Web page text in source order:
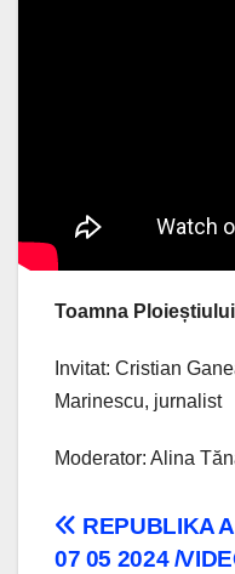
Toamna
Invitat: Cristian
Marinescu, jurnalist
Moderator: Alina
Navigare
REPUBLIKA
07 05 2024 /